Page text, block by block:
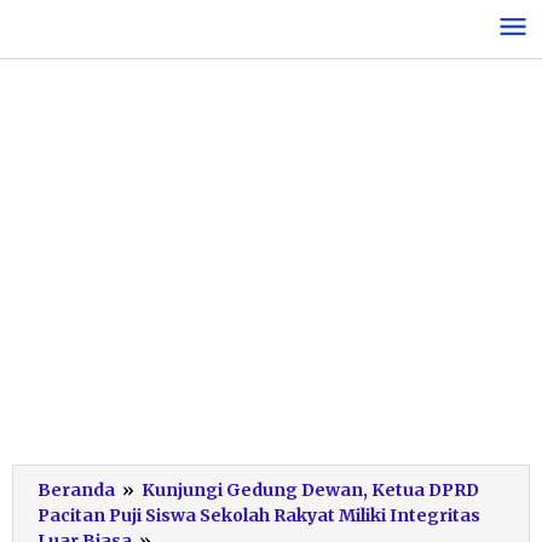
konten
Beranda » Kunjungi Gedung Dewan, Ketua DPRD
Pacitan Puji Siswa Sekolah Rakyat Miliki Integritas